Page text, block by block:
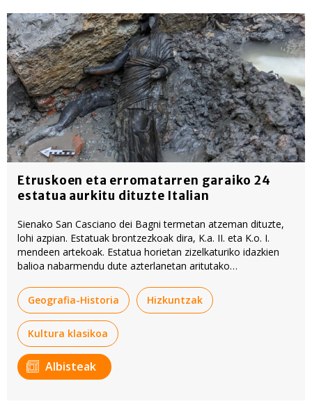
Etruskoen eta erromatarren garaiko 24
estatua aurkitu dituzte Italian
Sienako San Casciano dei Bagni termetan atzeman dituzte,
lohi azpian. Estatuak brontzezkoak dira, K.a. II. eta K.o. I.
mendeen artekoak. Estatua horietan zizelkaturiko idazkien
balioa nabarmendu dute azterlanetan aritutako
Geografia-Historia
Hizkuntzak
Kultura klasikoa
Albisteak